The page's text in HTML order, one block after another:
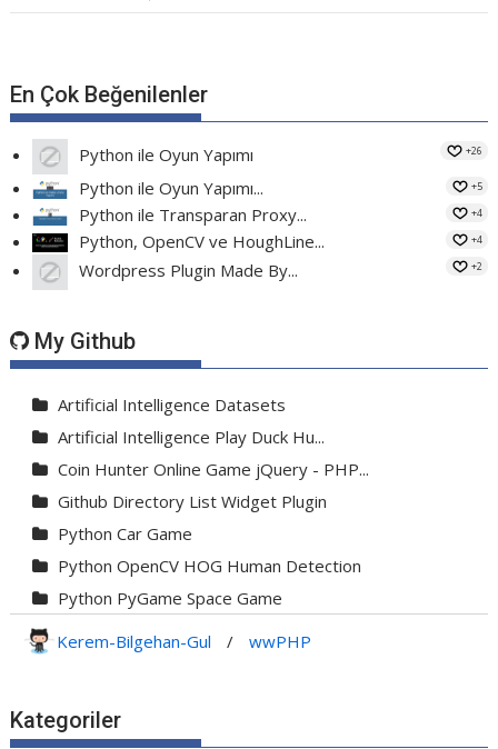
En Çok Beğenilenler
Python ile Oyun Yapımı +26
Python ile Oyun Yapımı... +5
Python ile Transparan Proxy... +4
Python, OpenCV ve HoughLine... +4
Wordpress Plugin Made By... +2
My Github
Artificial Intelligence Datasets
Artificial Intelligence Play Duck Hu...
Coin Hunter Online Game jQuery - PHP...
Github Directory List Widget Plugin
Python Car Game
Python OpenCV HOG Human Detection
Python PyGame Space Game
Python PyGame Yılan Oyunu - Snake G...
Python Transparent Proxy Server
Kerem-Bilgehan-Gul / wwPHP
Kategoriler